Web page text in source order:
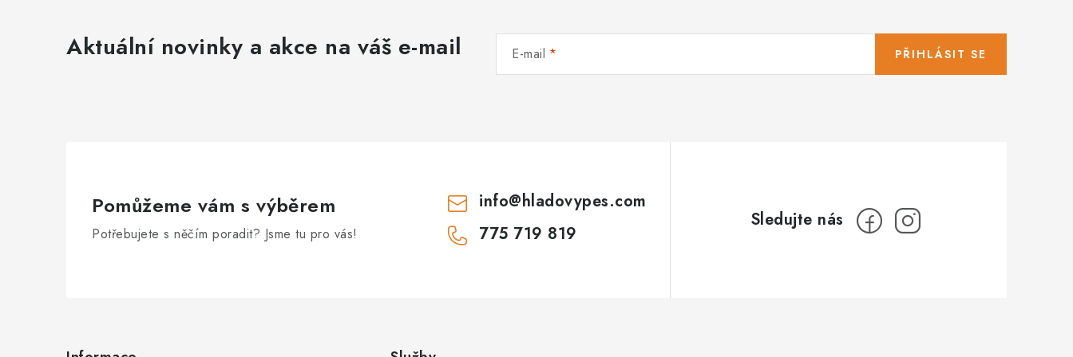
d
k
Aktuální novinky a akce na váš e-mail E-mail PŘIHLÁSIT SE
Pomůžeme vám s výběrem
Potřebujete s něčím poradit? Jsme tu pro vás!
info@hladovypes.com
775 719 819